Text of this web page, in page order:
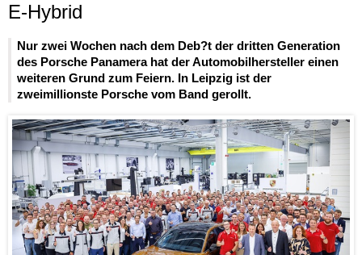
E-Hybrid
Nur zwei Wochen nach dem Deb?t der dritten Generation
des Porsche Panamera hat der Automobilhersteller einen
weiteren Grund zum Feiern. In Leipzig ist der
zweimillionste Porsche vom Band gerollt.